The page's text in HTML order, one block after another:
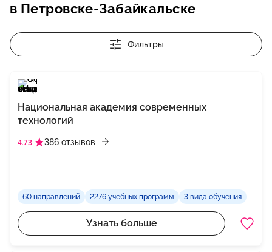
в Петровске-Забайкальске
Фильтры
Национальная академия современных
технологий
4.73 386 отзывов
60 направлений 2276 учебных программ 3 вида обучения
Узнать больше